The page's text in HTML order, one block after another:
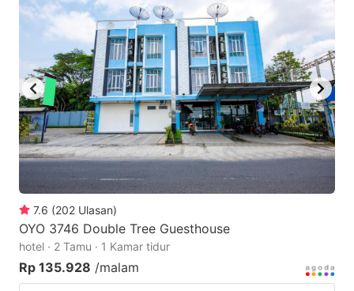
7.6 (202 Ulasan)
OYO 3746 Double Tree Guesthouse
hotel · 2 Tamu · 1 Kamar tidur
Rp 135.928 /malam